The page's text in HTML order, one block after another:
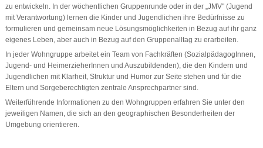
zu entwickeln. In der wöchentlichen Gruppenrunde oder in der „JMV" (Jugend
mit Verantwortung) lernen die Kinder und Jugendlichen ihre Bedürfnisse zu
formulieren und gemeinsam neue Lösungsmöglichkeiten in Bezug auf ihr ganz
eigenes Leben, aber auch in Bezug auf den Gruppenalltag zu erarbeiten.
In jeder Wohngruppe arbeitet ein Team von Fachkräften (SozialpädagogInnen,
Jugend- und HeimerzieherInnen und Auszubildenden), die den Kindern und
Jugendlichen mit Klarheit, Struktur und Humor zur Seite stehen und für die
Eltern und Sorgeberechtigten zentrale Ansprechpartner sind.
Weiterführende Informationen zu den Wohngruppen erfahren Sie unter den
jeweiligen Namen, die sich an den geographischen Besonderheiten der
Umgebung orientieren.